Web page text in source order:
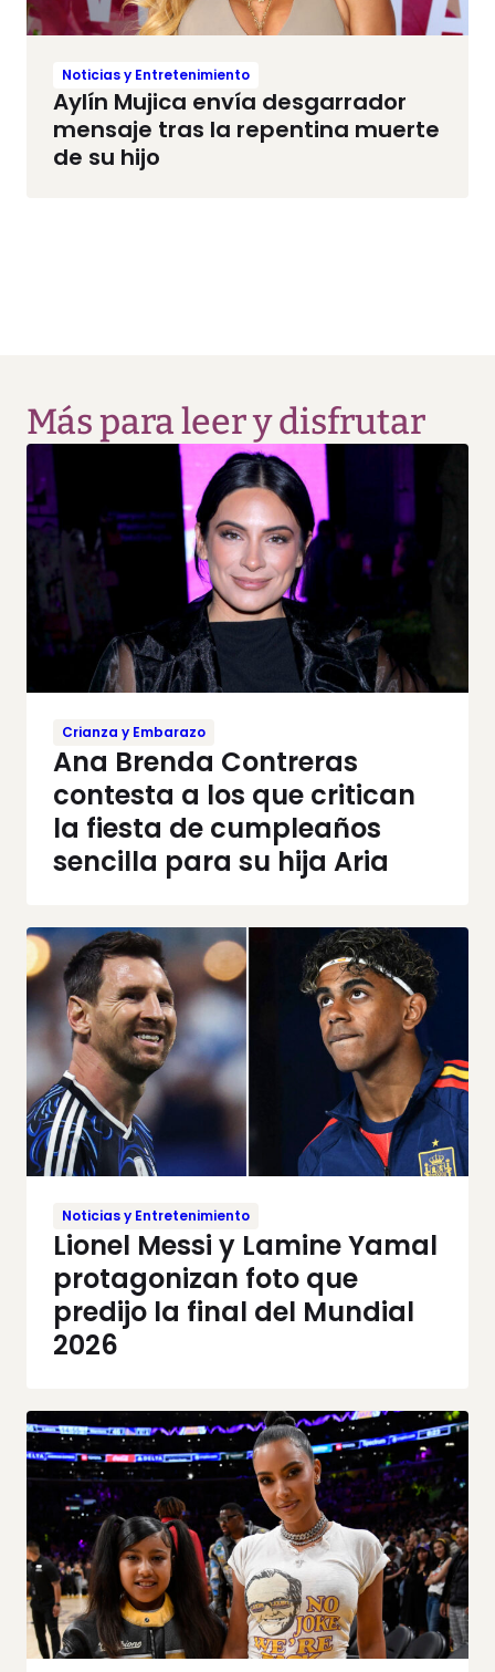
Noticias y Entretenimiento
Aylín Mujica envía desgarrador
mensaje tras la repentina muerte
de su hijo
Más para leer y disfrutar
Crianza y Embarazo
Ana Brenda Contreras
contesta a los que critican
la fiesta de cumpleaños
sencilla para su hija Aria
Noticias y Entretenimiento
Lionel Messi y Lamine Yamal
protagonizan foto que
predijo la final del Mundial
2026